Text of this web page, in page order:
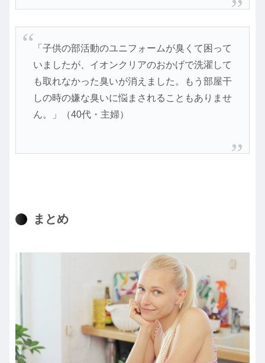
「子供の部活動のユニフォームが臭くて困って
いましたが、イオンクリアのおかげで洗濯して
も取れなかった臭いが消えました。もう部屋干
しの時の嫌な臭いに悩まされることもありませ
ん。」（40代・主婦）
まとめ